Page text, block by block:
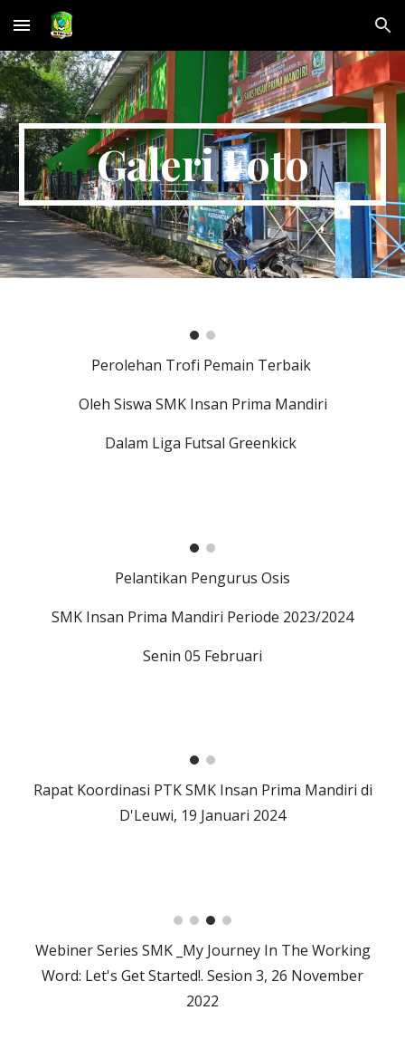
Skip to main content Skip to navigation
Galeri Foto
Perolehan Trofi Pemain Terbaik
Oleh Siswa SMK Insan Prima Mandiri
Dalam Liga Futsal Greenkick
Pelantikan Pengurus Osis
SMK Insan Prima Mandiri Periode 2023/2024
Senin 05 Februari
Rapat Koordinasi PTK SMK Insan Prima Mandiri di
D'Leuwi, 19 Januari 2024
Webiner Series SMK _My Journey In The Working
Word: Let's Get Started!. Sesion 3, 26 November
2022